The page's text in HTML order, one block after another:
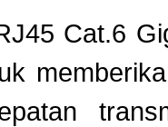
Cat.6